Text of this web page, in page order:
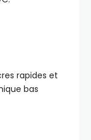
rapides et
bas